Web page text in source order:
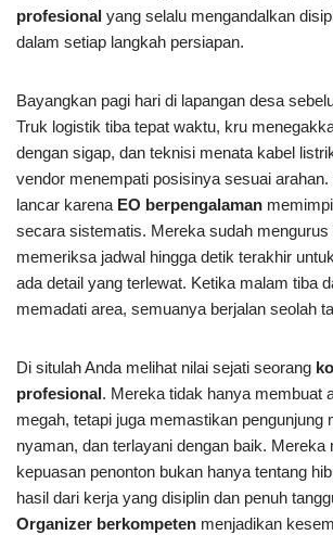
profesional yang selalu mengandalkan
dalam setiap langkah persiapan.
Bayangkan pagi hari di lapangan desa
Truk logistik tiba tepat waktu, kru
dengan sigap, dan teknisi menata kabel
vendor menempati posisinya sesuai
lancar karena EO berpengalaman
secara sistematis. Mereka sudah
memeriksa jadwal hingga detik terakhir
ada detail yang terlewat. Ketika malam tiba
memadati area, semuanya berjalan seolah
Di situlah Anda melihat nilai sejati seorang
profesional. Mereka tidak hanya membuat
megah, tetapi juga memastikan pengunjung
nyaman, dan terlayani dengan baik. Mereka
kepuasan penonton bukan hanya tentang
hasil dari kerja yang disiplin dan penuh
Organizer berkompeten menjadikan